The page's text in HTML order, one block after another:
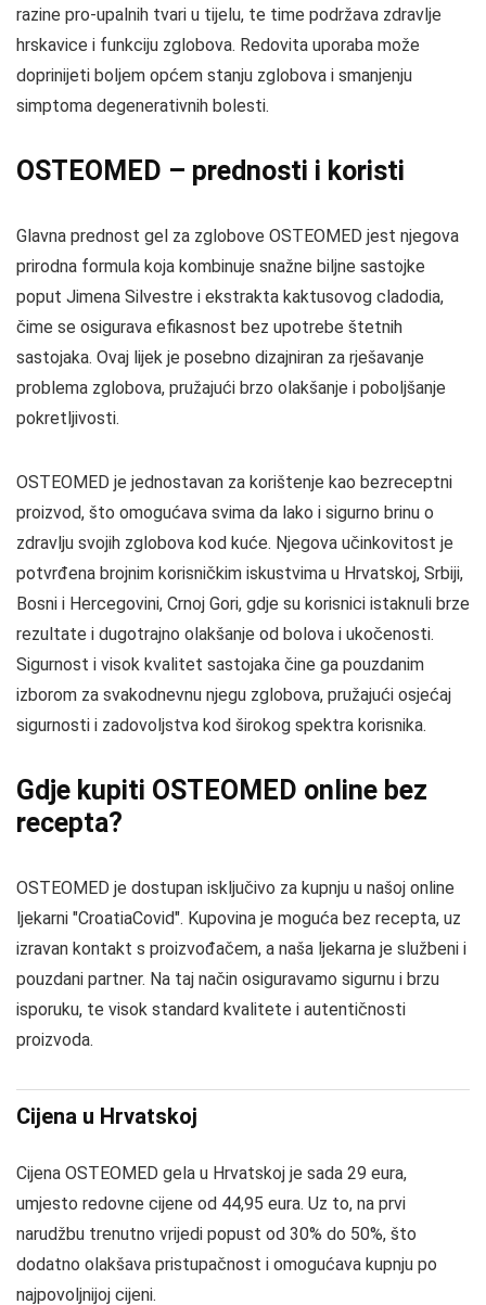
razine pro-upalnih tvari u tijelu, te time podržava zdravlje
hrskavice i funkciju zglobova. Redovita uporaba može
doprinijeti boljem općem stanju zglobova i smanjenju
simptoma degenerativnih bolesti.
OSTEOMED – prednosti i koristi
Glavna prednost gel za zglobove OSTEOMED jest njegova
prirodna formula koja kombinuje snažne biljne sastojke
poput Jimena Silvestre i ekstrakta kaktusovog cladodia,
čime se osigurava efikasnost bez upotrebe štetnih
sastojaka. Ovaj lijek je posebno dizajniran za rješavanje
problema zglobova, pružajući brzo olakšanje i poboljšanje
pokretljivosti.
OSTEOMED je jednostavan za korištenje kao bezreceptni
proizvod, što omogućava svima da lako i sigurno brinu o
zdravlju svojih zglobova kod kuće. Njegova učinkovitost je
potvrđena brojnim korisničkim iskustvima u Hrvatskoj, Srbiji,
Bosni i Hercegovini, Crnoj Gori, gdje su korisnici istaknuli brze
rezultate i dugotrajno olakšanje od bolova i ukočenosti.
Sigurnost i visok kvalitet sastojaka čine ga pouzdanim
izborom za svakodnevnu njegu zglobova, pružajući osjećaj
sigurnosti i zadovoljstva kod širokog spektra korisnika.
Gdje kupiti OSTEOMED online bez
recepta?
OSTEOMED je dostupan isključivo za kupnju u našoj online
ljekarni "CroatiaCovid". Kupovina je moguća bez recepta, uz
izravan kontakt s proizvođačem, a naša ljekarna je službeni i
pouzdani partner. Na taj način osiguravamo sigurnu i brzu
isporuku, te visok standard kvalitete i autentičnosti
proizvoda.
Cijena u Hrvatskoj
Cijena OSTEOMED gela u Hrvatskoj je sada 29 eura,
umjesto redovne cijene od 44,95 eura. Uz to, na prvi
narudžbu trenutno vrijedi popust od 30% do 50%, što
dodatno olakšava pristupačnost i omogućava kupnju po
najpovoljnijoj cijeni.